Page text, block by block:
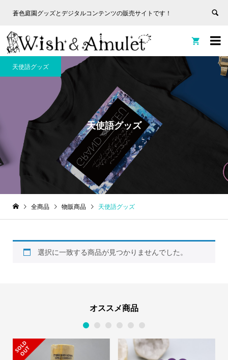
蒼色庭園グッズとデジタルコンテンツの販売サイトです！


天使語グッズ
天使語グッズ
全商品 物販商品 天使語グッズ
選択に一致する商品が見つかりませんでした。
オススメ商品
S
O
L
D
O
U
T
1 2 3 4 5 6
蒼色庭園グッズとデジタルコンテンツの販売サイトです！
非表